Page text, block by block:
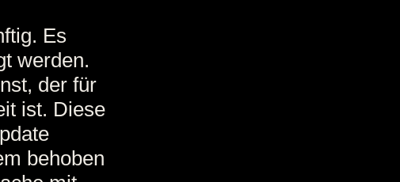
Es
werden.
der für
ist. Diese
behoben